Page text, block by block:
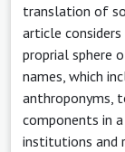
translation of
article
proprial sphere
names, which
anthroponyms,
components in
institutions and